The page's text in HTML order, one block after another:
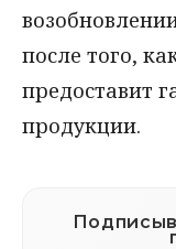
после того,
предоставит
продукции.